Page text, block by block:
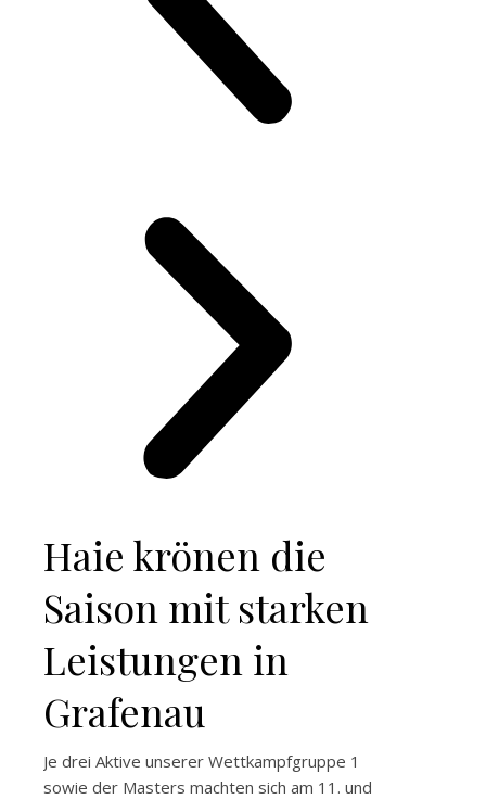
Haie krönen die
Saison mit starken
Leistungen in
Grafenau
Je drei Aktive unserer Wettkampfgruppe 1
sowie der Masters machten sich am 11. und